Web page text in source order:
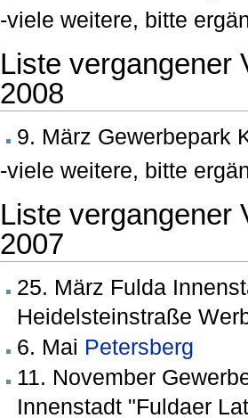
-viele weitere, bitte
Liste vergangener
2008
9. März Gewerbepark
-viele weitere, bitte
Liste vergangener
2007
25. März Fulda
Heidelsteinstraße
6. Mai Petersberg
11. November
Innenstadt "Fuldaer